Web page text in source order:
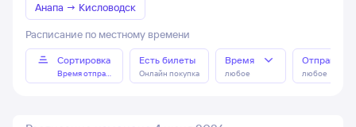
Анапа → Кисловодск
Расписание по местному времени
Сортировка
Время отправления
Есть билеты
Онлайн покупка
Время
любое любое